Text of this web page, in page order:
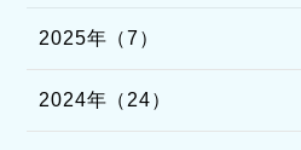
2025年（7）
2024年（24）